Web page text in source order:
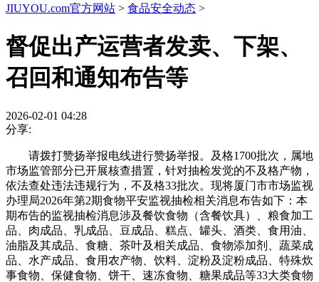
JIUYOU.com官方网站 > 食品安全动态 >
督促出产运营者发卖、下架、
召回和通知布告等
2026-02-01 04:28
分享:
请拨打赞扬举报电线进行赞扬举报。及格1700批次，属地
市场监管部分已开展核查措置，针对抽检发觉的不及格产物，
依法查处违法违规行为，不及格33批次。现将厦门市市场监视
办理局2026年第2期食物平安监视抽检相关消息布告如下：本
期布告的监视抽检消息涉及餐饮食物（含餐饮具）、粮食加工
品、肉成品、乳成品、豆成品、糕点、罐头、酒类、食用油、
油脂及其成品、食糖、茶叶及相关成品、食物添加剂、蔬菜成
品、水产成品、食用农产物、饮料、淀粉及淀粉成品、特殊炊
事食物、保健食物、饼干、速冻食物、糖果成品等33大类食物